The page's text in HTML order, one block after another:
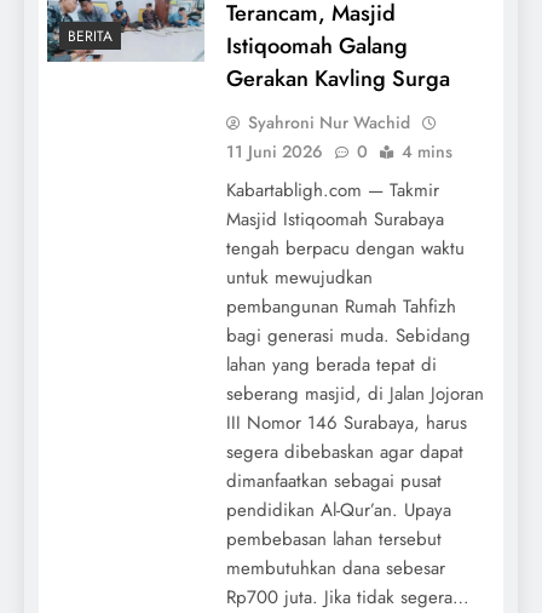
BERITA
Terancam, Masjid
Istiqoomah Galang
Gerakan Kavling Surga
Syahroni Nur Wachid
11 Juni 2026
0 4 mins
Kabartabligh.com — Takmir
Masjid Istiqoomah Surabaya
tengah berpacu dengan waktu
untuk mewujudkan
pembangunan Rumah Tahfizh
bagi generasi muda. Sebidang
lahan yang berada tepat di
seberang masjid, di Jalan Jojoran
III Nomor 146 Surabaya, harus
segera dibebaskan agar dapat
dimanfaatkan sebagai pusat
pendidikan Al-Qur’an. Upaya
pembebasan lahan tersebut
membutuhkan dana sebesar
Rp700 juta. Jika tidak segera…